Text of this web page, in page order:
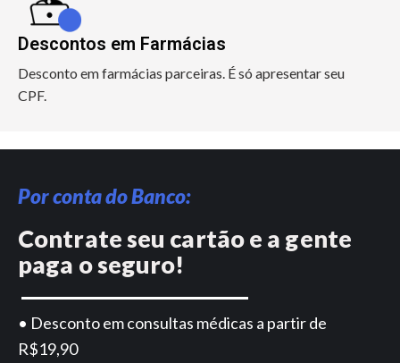
Descontos em Farmácias
Desconto em farmácias parceiras. É só apresentar seu
CPF.
Por conta do Banco:
Contrate seu cartão e a gente
paga o seguro!
• Desconto em consultas médicas a partir de
R$19,90